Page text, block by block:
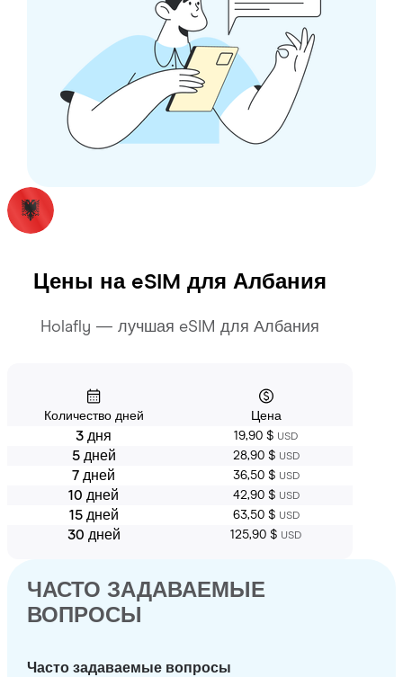
Цены на eSIM для Албания
Holafly — лучшая eSIM для Албания
Количество дней Цена
3 дня 19,90 $ USD
5 дней 28,90 $ USD
7 дней 36,50 $ USD
10 дней 42,90 $ USD
15 дней 63,50 $ USD
30 дней 125,90 $ USD
ЧАСТО ЗАДАВАЕМЫЕ
ВОПРОСЫ
Часто задаваемые вопросы